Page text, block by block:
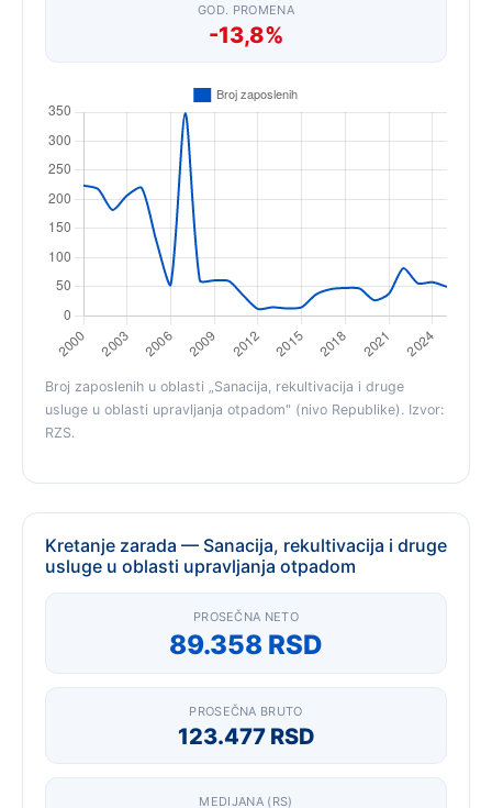
GOD. PROMENA
-13,8%
Broj zaposlenih u oblasti „Sanacija, rekultivacija i druge
usluge u oblasti upravljanja otpadom" (nivo Republike). Izvor:
RZS.
Kretanje zarada — Sanacija, rekultivacija i druge
usluge u oblasti upravljanja otpadom
PROSEČNA NETO
89.358 RSD
PROSEČNA BRUTO
123.477 RSD
MEDIJANA (RS)